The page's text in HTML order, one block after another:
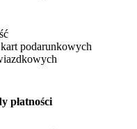
podarunkowych
płatności